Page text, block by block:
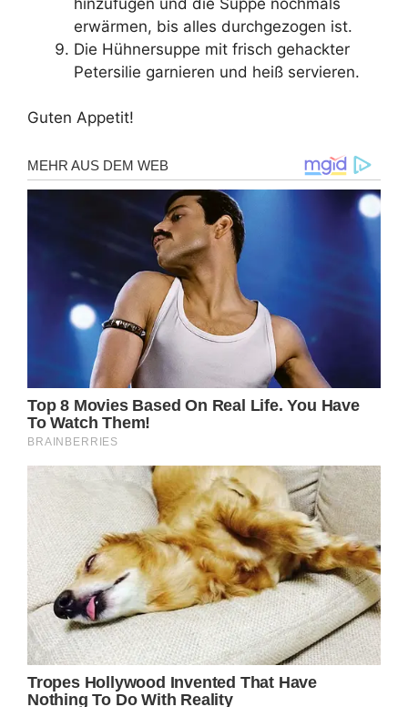
erwärmen, bis alles durchgezogen ist.
Die Hühnersuppe mit frisch gehackter
Petersilie garnieren und heiß servieren.
Guten Appetit!